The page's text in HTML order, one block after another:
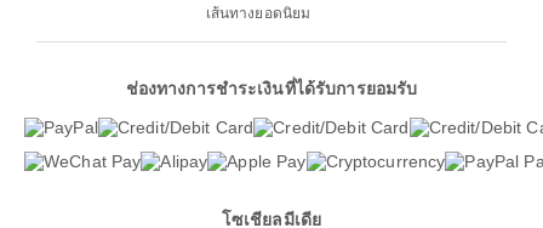
เส้นทางยอดนิยม
ช่องทางการชำระเงินที่ได้รับการยอมรับ
โซเชียลมีเดีย